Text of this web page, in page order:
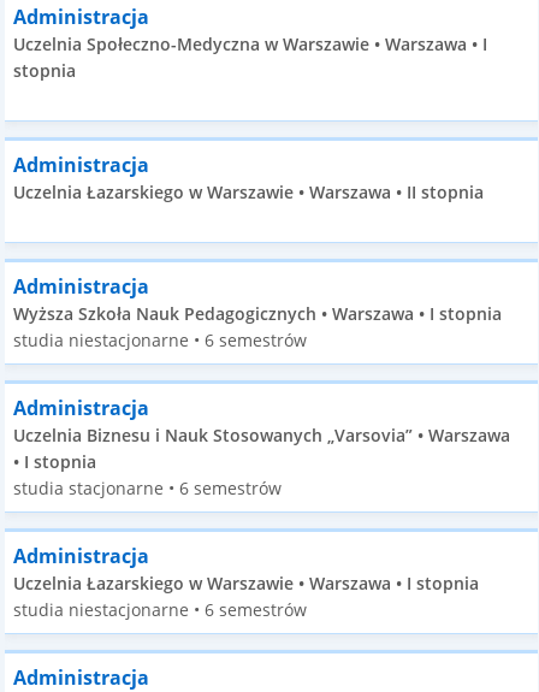
Administracja
Uczelnia Społeczno-Medyczna w Warszawie • Warszawa • I
stopnia
Administracja
Uczelnia Łazarskiego w Warszawie • Warszawa • II stopnia
Administracja
Wyższa Szkoła Nauk Pedagogicznych • Warszawa • I stopnia
studia niestacjonarne • 6 semestrów
Administracja
Uczelnia Biznesu i Nauk Stosowanych „Varsovia” • Warszawa
• I stopnia
studia stacjonarne • 6 semestrów
Administracja
Uczelnia Łazarskiego w Warszawie • Warszawa • I stopnia
studia niestacjonarne • 6 semestrów
Administracja